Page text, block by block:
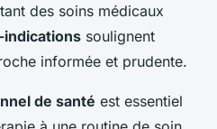
des soins médicaux
soulignent
informée et prudente.
de santé est essentiel